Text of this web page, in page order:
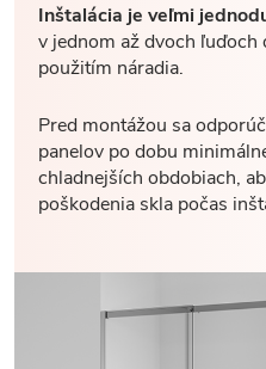
Inštalácia je veľmi
v jednom až dvoch
použitím náradia.
Pred montážou sa
panelov po dobu
chladnejších obdobiach,
poškodenia skla počas